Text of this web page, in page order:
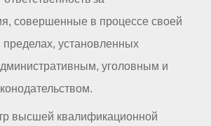
совершенные в процессе своей
пределах, установленных
уголовным и
высшей квалификационной